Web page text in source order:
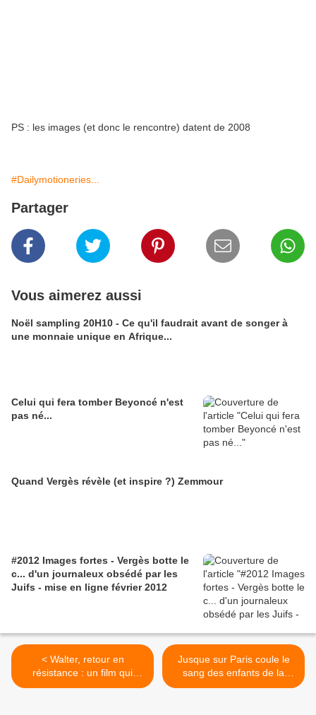
PS : les images (et donc le rencontre) datent de 2008
#Dailymotioneries...
Partager
Vous aimerez aussi
Noël sampling 20H10 - Ce qu'il faudrait avant de songer à
une monnaie unique en Afrique...
Celui qui fera tomber Beyoncé n'est
pas né...
Quand Vergès révèle (et inspire ?) Zemmour
#2012 Images fortes - Vergès botte le
c... d'un journaleux obsédé par les
Juifs - mise en ligne février 2012
< Walter, retour en
résistance : un film qui
enrage les fans de la moitié
Jusque sur Paris coule le
sang des enfants de la
Guinée assassinés par les